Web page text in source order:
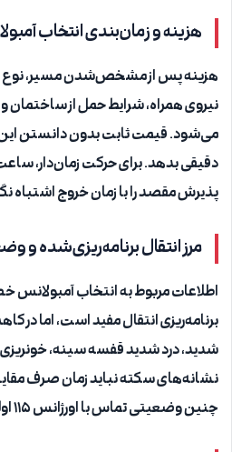
هزینه و زمان‌بندی انتخاب
هزینه پس از مشخص‌شدن مسیر، نوع
نیروی همراه، شرایط حمل از ساختمان و
می‌شود. قیمت ثابت بدون دانستن این
دقیقی بدهد. برای حرکت زمان‌دار،
پذیرش مقصد را با زمان خروج اشتباه
مرز انتقال برنامه‌ریزی‌شده و
اطلاعات مربوط به انتخاب آمبولانس
برنامه‌ریزی انتقال مفید است، اما
شدید، درد شدید قفسه سینه،
نشانه‌های سکته نباید زمان صرف
چنین وضعیتی تماس با اورژانس ۱۱۵ اولویت دارد.